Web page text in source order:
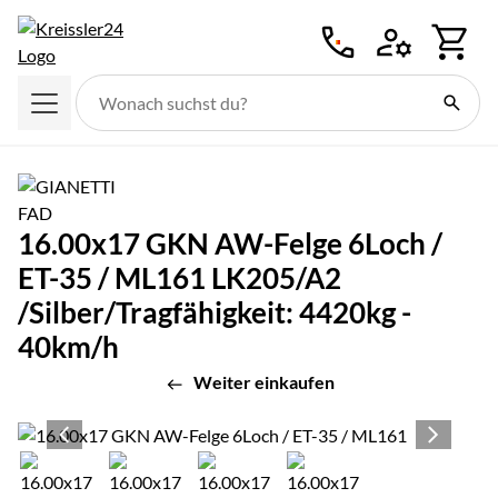
16.00x17 GKN AW-Felge 6Loch /
ET-35 / ML161 LK205/A2
/Silber/Tragfähigkeit: 4420kg -
40km/h
Weiter einkaufen
Produktgalerie
Zur Kaufbox springen